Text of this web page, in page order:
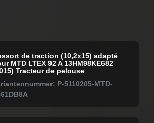
de traction (10,2x15) adapté
MTD LTEX 92 A 13HM98KE682
Tracteur de pelouse
P-5110205-MTD-